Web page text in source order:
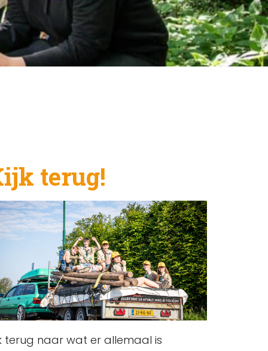
terug!
terug naar wat er allemaal is